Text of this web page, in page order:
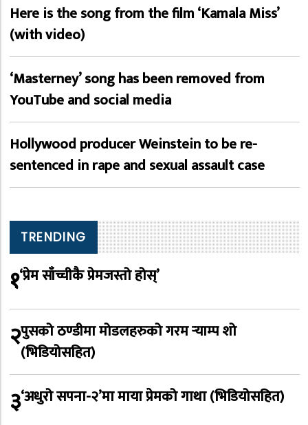
Here is the song from the film ‘Kamala Miss’
(with video)
‘Masterney’ song has been removed from
YouTube and social media
Hollywood producer Weinstein to be re-
sentenced in rape and sexual assault case
TRENDING
१‘प्रेम साँच्चीकै प्रेमजस्तो होस्’
२पुसको ठण्डीमा मोडलहरुको गरम र्‍याम्प शो
(भिडियोसहित)
३‘अधुरो सपना-२’मा माया प्रेमको गाथा (भिडियोसहित)